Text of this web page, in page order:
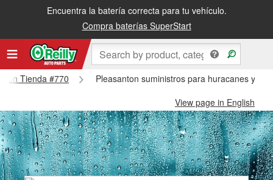
Encuentra la batería correcta para tu vehículo.
Compra baterías SuperStart
Tienda #770
Pleasanton suministros para huracanes y
View page in English